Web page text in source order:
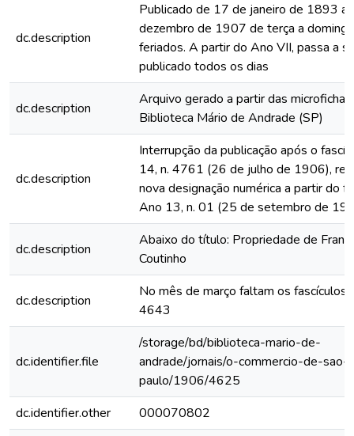
dc.description
Publicado de 17 de janeiro de 1893 a
dezembro de 1907 de terça a
feriados. A partir do Ano VII, passa a
publicado todos os dias
dc.description
Arquivo gerado a partir das
Biblioteca Mário de Andrade (SP)
dc.description
Interrupção da publicação após o
14, n. 4761 (26 de julho de 1906),
nova designação numérica a partir do
Ano 13, n. 01 (25 de setembro de
dc.description
Abaixo do título: Propriedade de
Coutinho
dc.description
No mês de março faltam os
4643
dc.identifier.file
/storage/bd/biblioteca-mario-de-
andrade/jornais/o-commercio-de-sao-
paulo/1906/4625
dc.identifier.other
000070802